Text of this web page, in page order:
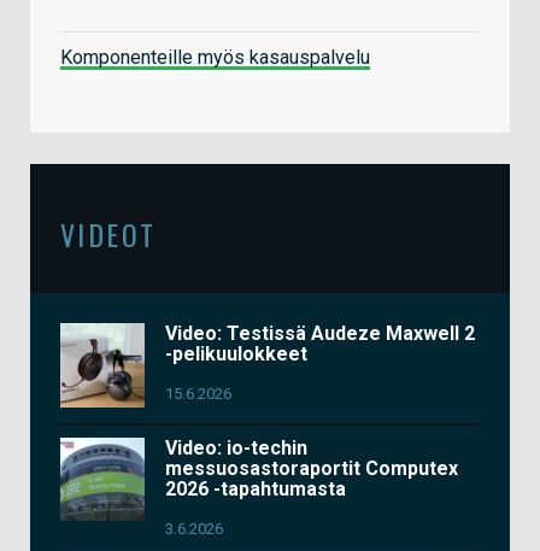
Komponenteille myös kasauspalvelu
VIDEOT
Video: Testissä Audeze Maxwell 2
-pelikuulokkeet
15.6.2026
Video: io-techin
messuosastoraportit Computex
2026 -tapahtumasta
3.6.2026